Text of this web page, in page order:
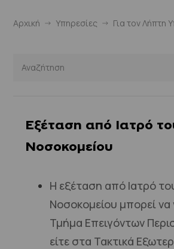
Αρχική Υπηρεσίες Για τον Λήπτη
Εξέταση από Ιατρό
Νοσοκομείου
Η εξέταση από Ιατρό
Νοσοκομείου μπορεί να
Τμήμα Επειγόντων
είτε στα Τακτικά